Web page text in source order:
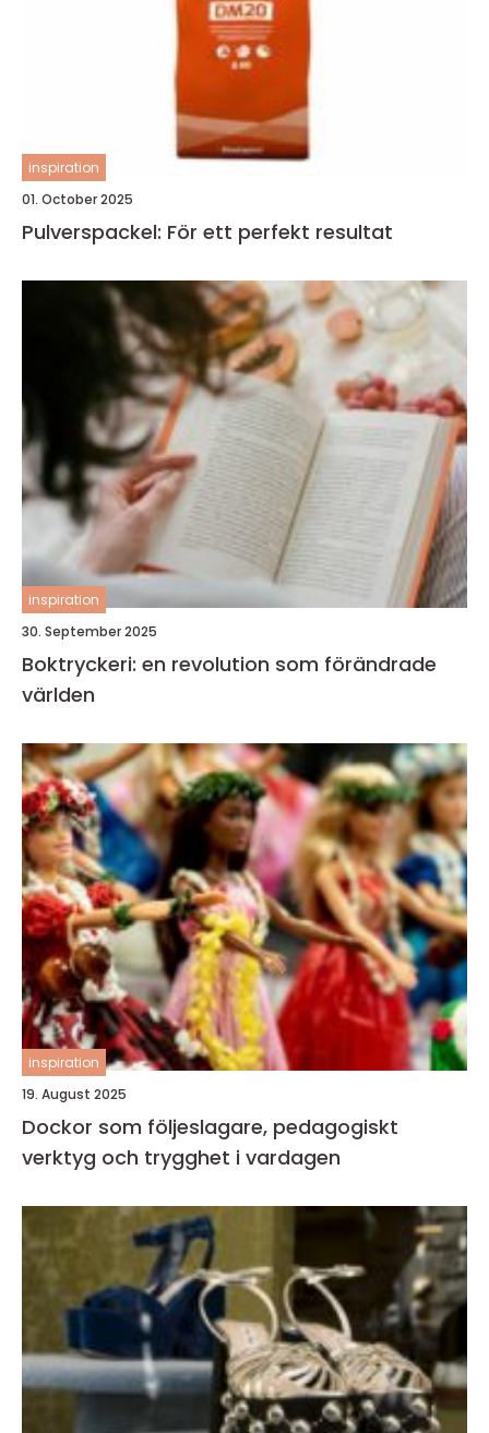
inspiration
01. October 2025
Pulverspackel: För ett perfekt resultat
inspiration
30. September 2025
Boktryckeri: en revolution som förändrade
världen
inspiration
19. August 2025
Dockor som följeslagare, pedagogiskt
verktyg och trygghet i vardagen